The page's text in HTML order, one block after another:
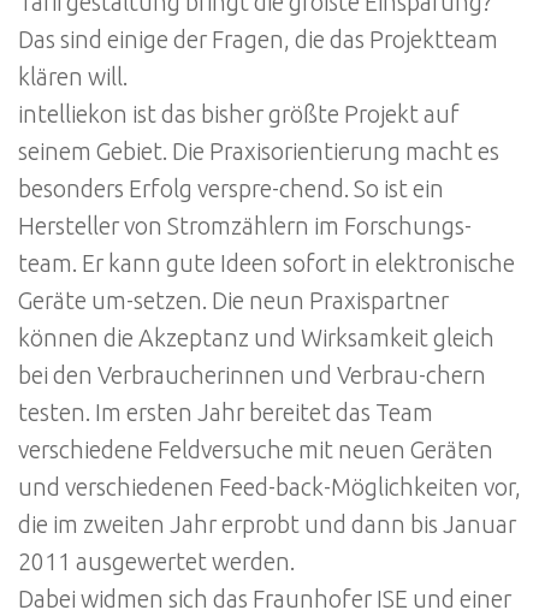
Das sind einige der Fragen, die das Projektteam
klären will.
intelliekon ist das bisher größte Projekt auf
seinem Gebiet. Die Praxisorientierung macht es
besonders Erfolg verspre-chend. So ist ein
Hersteller von Stromzählern im Forschungs-
team. Er kann gute Ideen sofort in elektronische
Geräte um-setzen. Die neun Praxispartner
können die Akzeptanz und Wirksamkeit gleich
bei den Verbraucherinnen und Verbrau-chern
testen. Im ersten Jahr bereitet das Team
verschiedene Feldversuche mit neuen Geräten
und verschiedenen Feed-back-Möglichkeiten vor,
die im zweiten Jahr erprobt und dann bis Januar
2011 ausgewertet werden.
Dabei widmen sich das Fraunhofer ISE und einer